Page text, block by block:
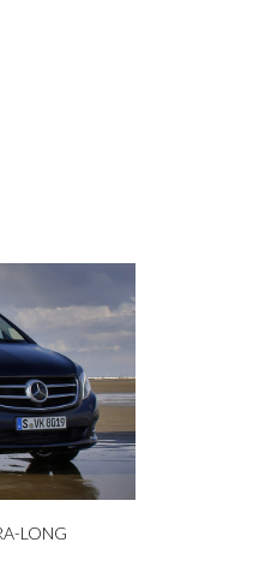
LONG